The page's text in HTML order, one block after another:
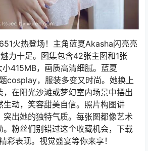
火热登场！主角蓝夏Akasha闪亮亮
力十足。图集包含42张主图和1张
415MB，画质高清细腻。蓝夏
cosplay，服装多变又时尚。她换上
，在阳光沙滩或梦幻室内场景中摆出
生动，笑容甜美自信。照片构图讲
突出她的独特气质。每张图都像艺术
。粉丝们别错过这个收藏机会，下载
彩表现。视觉盛宴等你来享！